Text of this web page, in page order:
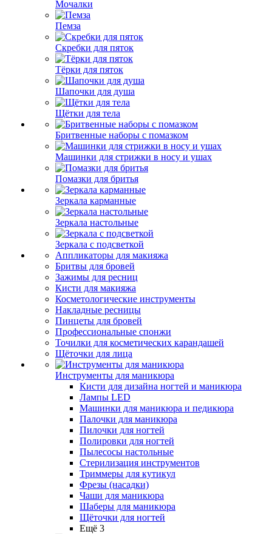
Мочалки
Пемза
Скребки для пяток
Тёрки для пяток
Шапочки для душа
Щётки для тела
Бритвенные наборы с помазком
Машинки для стрижки в носу и ушах
Помазки для бритья
Зеркала карманные
Зеркала настольные
Зеркала с подсветкой
Аппликаторы для макияжа
Бритвы для бровей
Зажимы для ресниц
Кисти для макияжа
Косметологические инструменты
Накладные ресницы
Пинцеты для бровей
Профессиональные спонжи
Точилки для косметических карандашей
Щёточки для лица
Инструменты для маникюра
Кисти для дизайна ногтей и маникюра
Лампы LED
Машинки для маникюра и педикюра
Палочки для маникюра
Пилочки для ногтей
Полировки для ногтей
Пылесосы настольные
Стерилизация инструментов
Триммеры для кутикул
Фрезы (насадки)
Чаши для маникюра
Шаберы для маникюра
Щёточки для ногтей
Ещё 3